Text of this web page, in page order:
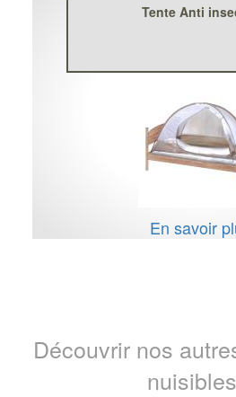
Tente Anti
En savoir
Découvrir nos